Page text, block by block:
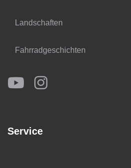
Landschaften
Fahrradgeschichten
Service